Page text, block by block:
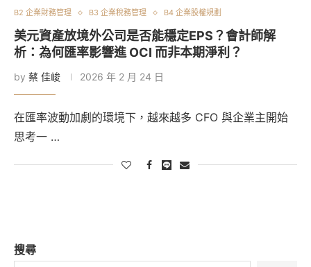
B2 企業財務管理 B3 企業稅務管理 B4 企業股權規劃
美元資產放境外公司是否能穩定EPS？會計師解
析：為何匯率影響進 OCI 而非本期淨利？
by 蔡 佳峻 2026 年 2 月 24 日
在匯率波動加劇的環境下，越來越多 CFO 與企業主開始
思考一 …
搜尋